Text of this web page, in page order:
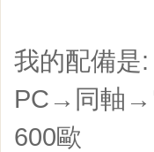
我的配備是:
PC→同軸→
600歐